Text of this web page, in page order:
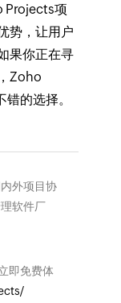
Projects项
势，让用户
果你正在寻
Zoho
的选择。
外项目协
软件厂
即免费体